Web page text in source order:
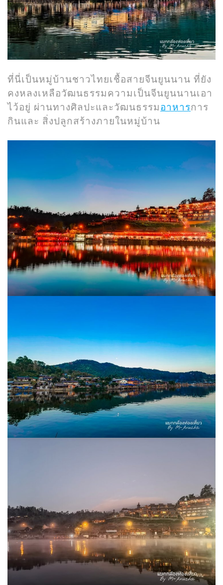
ที่นี่เป็นหมู่บ้านชาวไทยเชื้อสายจีนยูนนาน ที่ยัง
คงหลงเหลือวัฒนธรรมความเป็นจีนยูนนานเอา
ไว้อยู่ ผ่านทางศิลปะและวัฒนธรรมอาหารการ
กินและ สิ่งปลูกสร้างภายในหมู่บ้าน